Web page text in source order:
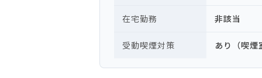
在宅勤務 非該当
受動喫煙対策 あり（喫煙